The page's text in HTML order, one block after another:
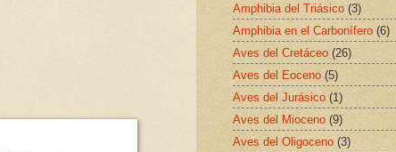
Amphibia del Triásico (3)
Amphibia en el Carbonífero (6)
Aves del Cretáceo (26)
Aves del Eoceno (5)
Aves del Jurásico (1)
Aves del Mioceno (9)
Aves del Oligoceno (3)